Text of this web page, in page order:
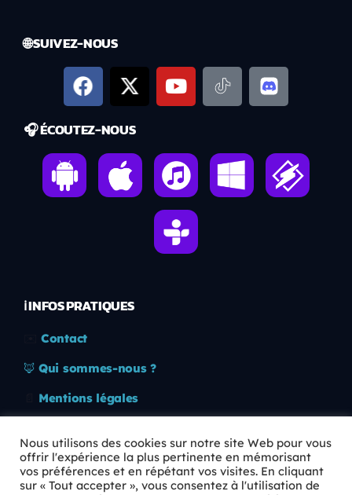
🌐 SUIVEZ-NOUS
🎧 ÉCOUTEZ-NOUS
ℹ️ INFOS PRATIQUES
Contact
🦊 Qui sommes-nous ?
Mentions légales
🛡️ RGPD
Copyright © 2026 Animkids. Tous droits réservés.
Nous utilisons des cookies sur notre site Web pour vous
offrir l'expérience la plus pertinente en mémorisant
vos préférences et en répétant vos visites. En cliquant
sur « Tout accepter », vous consentez à l'utilisation de